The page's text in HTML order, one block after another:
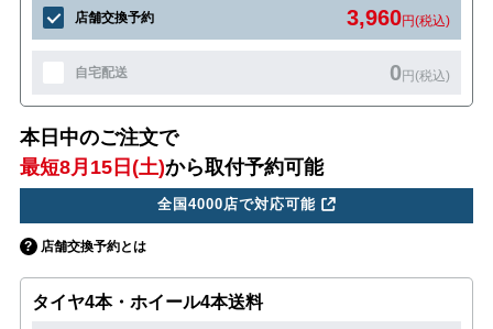
店舗交換予約 3,960円(税込)
自宅配送 0円(税込)
本日中のご注文で
最短8月15日(土)から取付予約可能
全国4000店で対応可能
店舗交換予約とは
タイヤ4本・ホイール4本送料